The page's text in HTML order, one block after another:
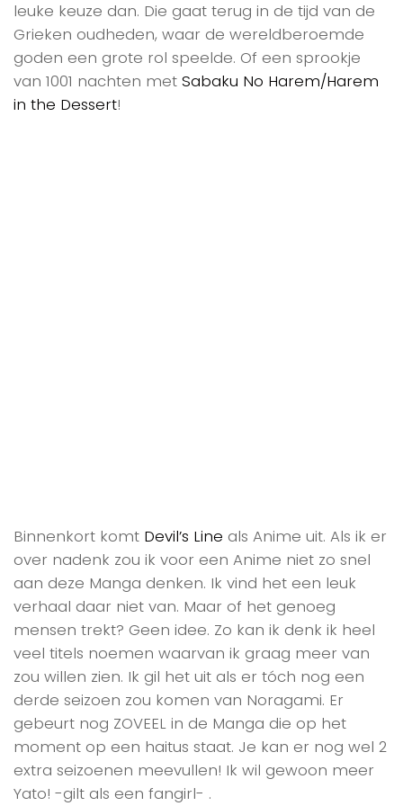
leuke keuze dan. Die gaat terug in de tijd van de
Grieken oudheden, waar de wereldberoemde
goden een grote rol speelde. Of een sprookje
van 1001 nachten met Sabaku No Harem/Harem
in the Dessert!
Binnenkort komt Devil’s Line als Anime uit. Als ik er
over nadenk zou ik voor een Anime niet zo snel
aan deze Manga denken. Ik vind het een leuk
verhaal daar niet van. Maar of het genoeg
mensen trekt? Geen idee. Zo kan ik denk ik heel
veel titels noemen waarvan ik graag meer van
zou willen zien. Ik gil het uit als er tóch nog een
derde seizoen zou komen van Noragami. Er
gebeurt nog ZOVEEL in de Manga die op het
moment op een haitus staat. Je kan er nog wel 2
extra seizoenen meevullen! Ik wil gewoon meer
Yato! -gilt als een fangirl- .